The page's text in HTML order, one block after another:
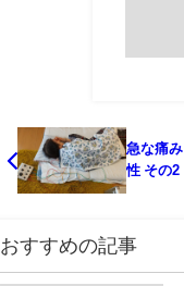
急な痛
性 その2
おすすめの記事